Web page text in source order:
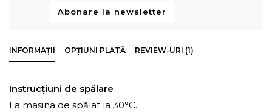
Abonare la newsletter
INFORMAȚII OPȚIUNI PLATĂ REVIEW-URI (1)
Instrucțiuni de spălare
La masina de spălat la 30°C.